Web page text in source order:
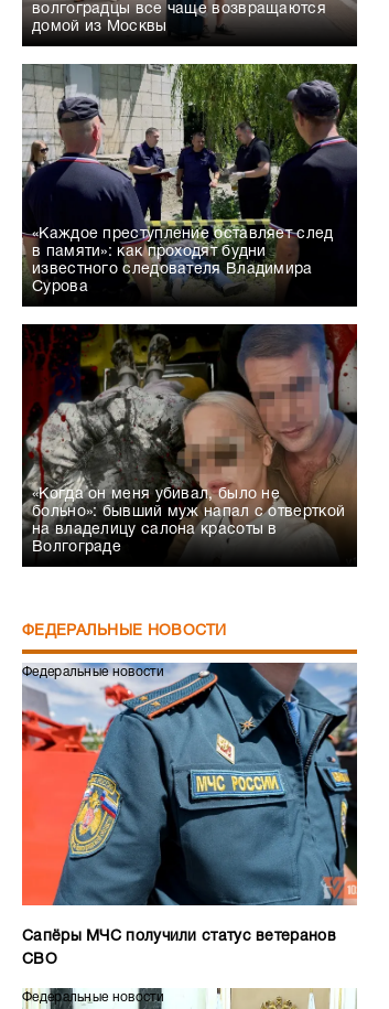
волгоградцы все чаще возвращаются
домой из Москвы
«Каждое преступление оставляет след
в памяти»: как проходят будни
известного следователя Владимира
Сурова
«Когда он меня убивал, было не
больно»: бывший муж напал с отверткой
на владелицу салона красоты в
Волгограде
ФЕДЕРАЛЬНЫЕ НОВОСТИ
Федеральные новости
Сапёры МЧС получили статус ветеранов
СВО
Федеральные новости